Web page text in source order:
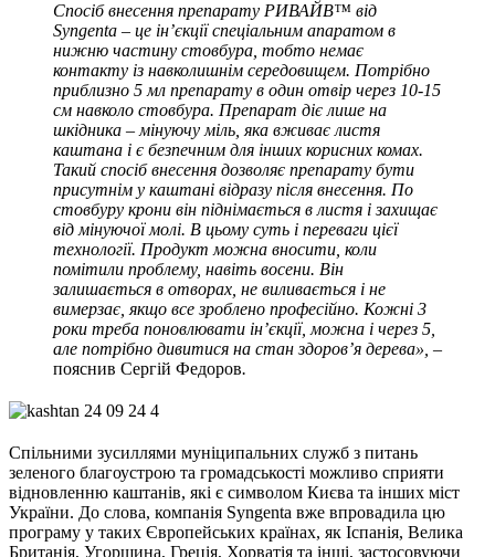
Спосіб внесення препарату РИВАЙВ™ від
Syngenta – це ін’єкції спеціальним апаратом в
нижню частину стовбура, тобто немає
контакту із навколишнім середовищем. Потрібно
приблизно 5 мл препарату в один отвір через 10-15
см навколо стовбура. Препарат діє лише на
шкідника – мінуючу міль, яка вживає листя
каштана і є безпечним для інших корисних комах.
Такий спосіб внесення дозволяє препарату бути
присутнім у каштані відразу після внесення. По
стовбуру крони він піднімається в листя і захищає
від мінуючої молі. В цьому суть і переваги цієї
технології. Продукт можна вносити, коли
помітили проблему, навіть восени. Він
залишається в отворах, не виливається і не
вимерзає, якщо все зроблено професійно. Кожні 3
роки треба поновлювати ін’єкції, можна і через 5,
але потрібно дивитися на стан здоров’я дерева», –
пояснив Сергій Федоров.
Спільними зусиллями муніципальних служб з питань
зеленого благоустрою та громадськості можливо сприяти
відновленню каштанів, які є символом Києва та інших міст
України. До слова, компанія Syngenta вже впровадила цю
програму у таких Європейських країнах, як Іспанія, Велика
Британія, Угорщина, Греція, Хорватія та інші, застосовуючи